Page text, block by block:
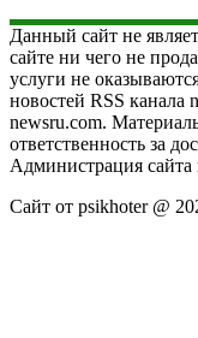
Данный сайт не
сайте ни чего не
услуги не
новостей RSS канала
newsru.com.
ответственность за
Администрация сайта
Сайт от psikhoter @